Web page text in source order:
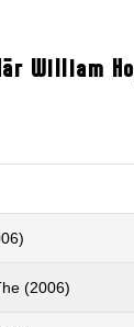
William
(2006)